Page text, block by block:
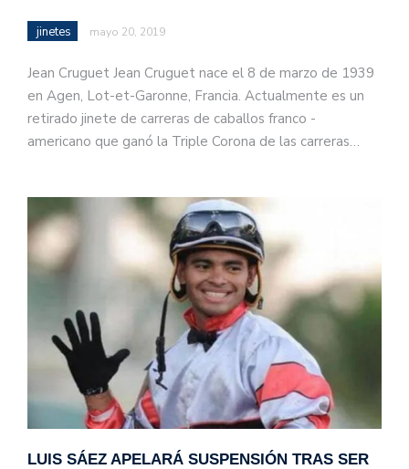
jinetes mayo 20, 2019
Jean Cruguet Jean Cruguet nace el 8 de marzo de 1939
en Agen, Lot-et-Garonne, Francia. Actualmente es un
retirado jinete de carreras de caballos franco -
americano que ganó la Triple Corona de las carreras…
LUIS SÁEZ APELARÁ SUSPENSIÓN TRAS SER